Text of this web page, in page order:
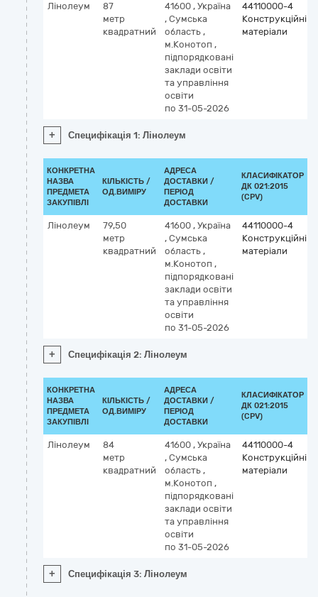
Лінолеум
87
метр
квадратний
41600 , Україна
, Сумська
область ,
м.Конотоп ,
підпорядковані
заклади освіти
та управління
освіти
по 31-05-2026
44110000-4
Конструкційні
матеріали
+ Специфікація 1: Лінолеум
КОНКРЕТНА
НАЗВА
ПРЕДМЕТА
ЗАКУПІВЛІ
КІЛЬКІСТЬ /
ОД.ВИМІРУ
АДРЕСА
ДОСТАВКИ /
ПЕРІОД
ДОСТАВКИ
КЛАСИФІКАТОР
ДК 021:2015
(CPV)
Лінолеум
79,50
метр
квадратний
41600 , Україна
, Сумська
область ,
м.Конотоп ,
підпорядковані
заклади освіти
та управління
освіти
по 31-05-2026
44110000-4
Конструкційні
матеріали
+ Специфікація 2: Лінолеум
КОНКРЕТНА
НАЗВА
ПРЕДМЕТА
ЗАКУПІВЛІ
КІЛЬКІСТЬ /
ОД.ВИМІРУ
АДРЕСА
ДОСТАВКИ /
ПЕРІОД
ДОСТАВКИ
КЛАСИФІКАТОР
ДК 021:2015
(CPV)
Лінолеум
84
метр
квадратний
41600 , Україна
, Сумська
область ,
м.Конотоп ,
підпорядковані
заклади освіти
та управління
освіти
по 31-05-2026
44110000-4
Конструкційні
матеріали
+ Специфікація 3: Лінолеум